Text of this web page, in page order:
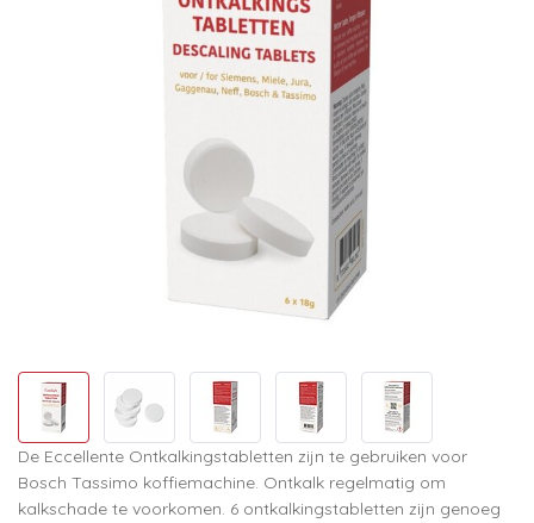
De Eccellente Ontkalkingstabletten zijn te gebruiken voor
Bosch Tassimo koffiemachine. Ontkalk regelmatig om
kalkschade te voorkomen. 6 ontkalkingstabletten zijn genoeg